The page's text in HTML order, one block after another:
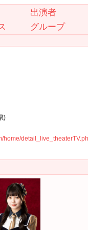
出演者
グループ
)
home/